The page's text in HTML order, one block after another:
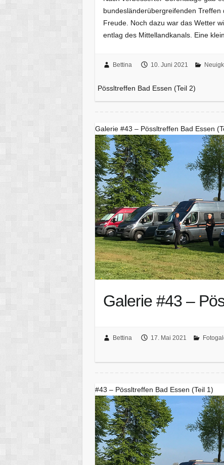
bundesländerübergreifenden
Freude. Noch dazu war das Wetter
entlag des Mittellandkanals. Eine
Bettina 10. Juni 2021
Pössltreffen Bad Essen (Teil 2)
Galerie #43 – Pössltreffen Bad Essen
Galerie #43 –
Bettina 17. Mai 2021
#43 – Pössltreffen Bad Essen (Teil 1)